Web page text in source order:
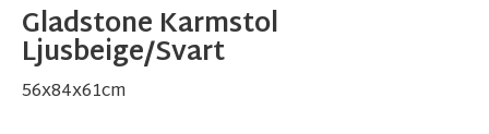
Gladstone Karmstol
Ljusbeige/Svart
56x84x61cm